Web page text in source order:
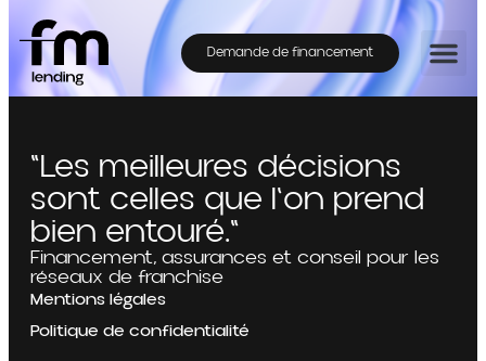
Demande de financement
"Les meilleures décisions
sont celles que l'on prend
bien entouré."
Financement, assurances et conseil pour les
réseaux de franchise
Mentions légales
Politique de confidentialité